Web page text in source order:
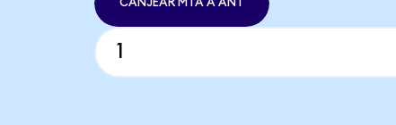
CANJEAR MTA A ANT